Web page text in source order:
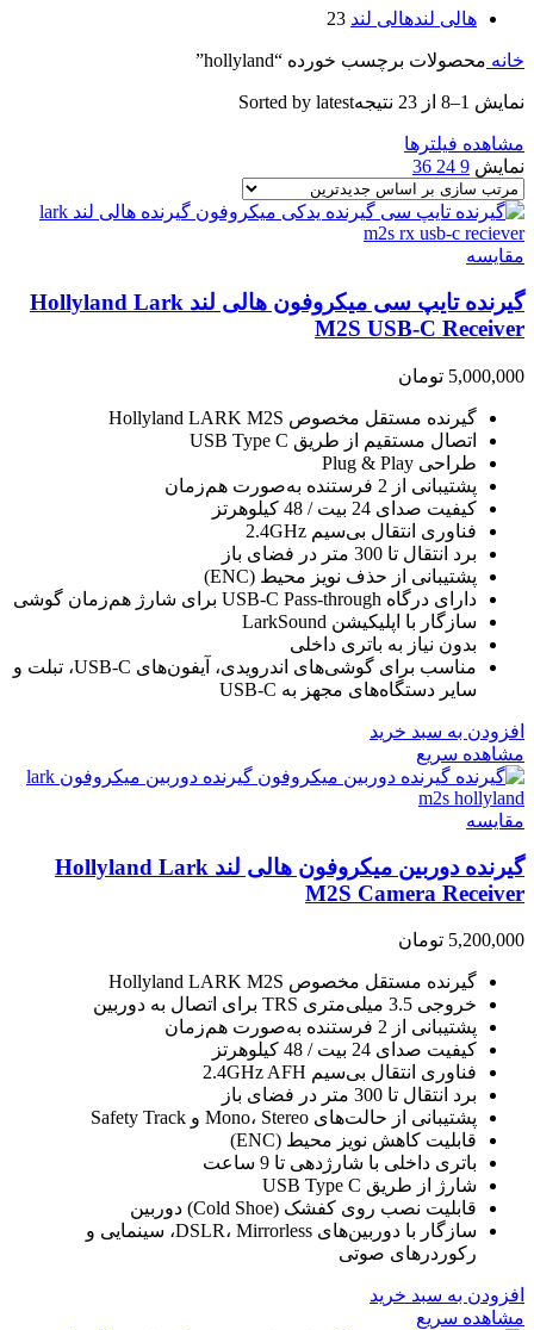
هالی لندهالی لند 23
خانه محصولات برچسب خورده “hollyland”
نمایش 1–8 از 23 نتیجه Sorted by latest
مشاهده فیلترها
نمایش 9
24
36
مقایسه
گیرنده تایپ سی میکروفون هالی لند Hollyland Lark
M2S USB-C Receiver
5,000,000 تومان
گیرنده مستقل مخصوص Hollyland LARK M2S
اتصال مستقیم از طریق USB Type C
طراحی Plug & Play
پشتیبانی از 2 فرستنده به‌صورت هم‌زمان
کیفیت صدای 24 بیت / 48 کیلوهرتز
فناوری انتقال بی‌سیم 2.4GHz
برد انتقال تا 300 متر در فضای باز
پشتیبانی از حذف نویز محیط (ENC)
دارای درگاه USB-C Pass-through برای شارژ هم‌زمان گوشی
سازگار با اپلیکیشن LarkSound
بدون نیاز به باتری داخلی
مناسب برای گوشی‌های اندرویدی، آیفون‌های USB-C، تبلت و
سایر دستگاه‌های مجهز به USB-C
افزودن به سبد خرید
مشاهده سریع
مقایسه
گیرنده دوربین میکروفون هالی لند Hollyland Lark
M2S Camera Receiver
5,200,000 تومان
گیرنده مستقل مخصوص Hollyland LARK M2S
خروجی 3.5 میلی‌متری TRS برای اتصال به دوربین
پشتیبانی از 2 فرستنده به‌صورت هم‌زمان
کیفیت صدای 24 بیت / 48 کیلوهرتز
فناوری انتقال بی‌سیم 2.4GHz AFH
برد انتقال تا 300 متر در فضای باز
پشتیبانی از حالت‌های Mono، Stereo و Safety Track
قابلیت کاهش نویز محیط (ENC)
باتری داخلی با شارژدهی تا 9 ساعت
شارژ از طریق USB Type C
قابلیت نصب روی کفشک (Cold Shoe) دوربین
سازگار با دوربین‌های DSLR، Mirrorless، سینمایی و
رکوردرهای صوتی
افزودن به سبد خرید
مشاهده سریع